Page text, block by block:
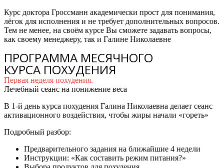
Курс доктора Гроссманн академически прост для понимания,
лёгок для исполнения и не требует дополнительных вопросов.
Тем не менее, на своём курсе Вы сможете задавать вопросы,
как своему менеджеру, так и Галине Николаевне
ПРОГРАММА МЕСЯЧНОГО
КУРСА ПОХУДЕНИЯ
Первая неделя похудения.
Лечебный сеанс на понижение веса
В 1-й день курса похудения Галина Николаевна делает сеанс
активационного воздействия, чтобы жиры начали «гореть»
Подробный разбор:
Предварительного задания на ближайшие 4 недели
Инструкции: «Как составить режим питания?»